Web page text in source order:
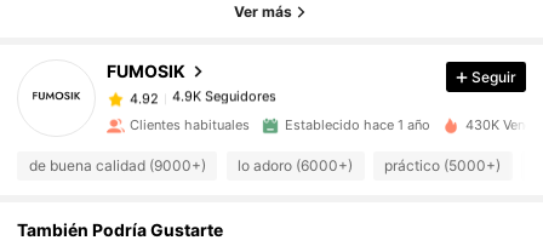
Ver más
FUMOSIK
4.9K Seguidores
4.92
4.9K Seguidores
a***7
pagó Hace 12 horas
4.92 4.9K Seguidores
Seguir
Clientes habituales Establecido hace 1 año 430K
de buena calidad (9000+) lo adoro (6000+) práctico (5000+)
También Podría Gustarte